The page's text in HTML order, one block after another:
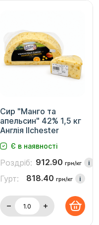
Сир "Манго та
апельсин" 42% 1,5 кг
Англія Ilchester
Є в наявності
Роздріб: 912.90 грн/кг i
Гурт: 818.40 грн/кг i